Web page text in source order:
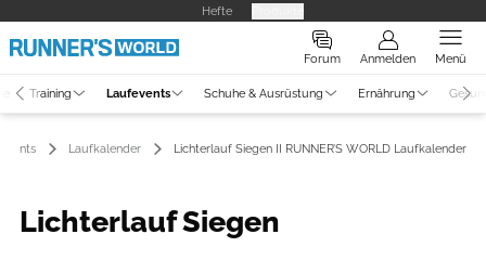
Hefte
Forum Anmelden Menü
Training Laufevents Schuhe & Ausrüstung Ernährung
Laufkalender Lichterlauf Siegen II RUNNER’S WORLD Laufkalender
Lichterlauf Siegen